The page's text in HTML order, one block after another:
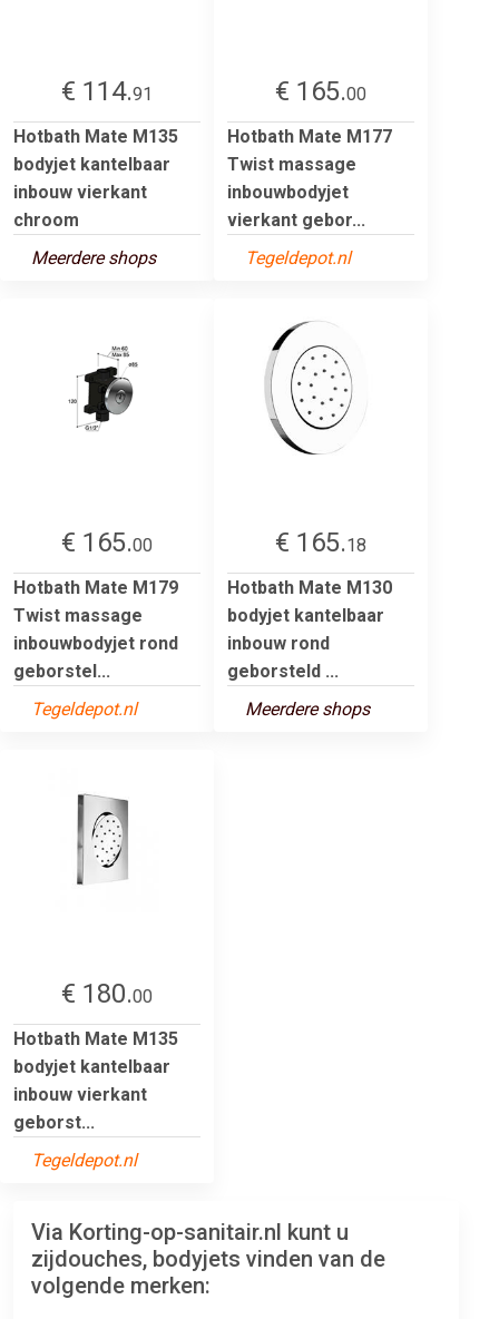
€ 114.91
Hotbath Mate M135
bodyjet kantelbaar
inbouw vierkant
chroom
Meerdere shops
€ 165.00
Hotbath Mate M177
Twist massage
inbouwbodyjet
vierkant gebor...
Tegeldepot.nl
€ 165.00
Hotbath Mate M179
Twist massage
inbouwbodyjet rond
geborstel...
Tegeldepot.nl
€ 165.18
Hotbath Mate M130
bodyjet kantelbaar
inbouw rond
geborsteld ...
Meerdere shops
€ 180.00
Hotbath Mate M135
bodyjet kantelbaar
inbouw vierkant
geborst...
Tegeldepot.nl
Via Korting-op-sanitair.nl kunt u
zijdouches, bodyjets vinden van de
volgende merken: